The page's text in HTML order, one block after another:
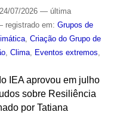
07/2026 — última
registrado em: Grupos de
, Criação do Grupo de
, Clima, Eventos extremos
IEA aprovou em julho
sobre Resiliência
por Tatiana